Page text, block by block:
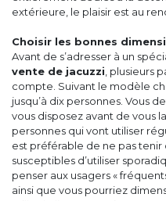
extérieure, le plaisir est au
Choisir les bonnes
Avant de s’adresser à un
vente de jacuzzi , plusieurs
compte. Suivant le modèle
jusqu’à dix personnes. Vous
vous disposez avant de vous
personnes qui vont utiliser
est préférable de ne pas
susceptibles d’utiliser
penser aux usagers «
ainsi que vous pourriez